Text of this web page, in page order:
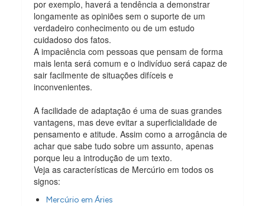
por exemplo, haverá a tendência a demonstrar
longamente as opiniões sem o suporte de um
verdadeiro conhecimento ou de um estudo
cuidadoso dos fatos.
A impaciência com pessoas que pensam de forma
mais lenta será comum e o indivíduo será capaz de
sair facilmente de situações difíceis e
inconvenientes.
A facilidade de adaptação é uma de suas grandes
vantagens, mas deve evitar a superficialidade de
pensamento e atitude. Assim como a arrogância de
achar que sabe tudo sobre um assunto, apenas
porque leu a introdução de um texto.
Veja as características de Mercúrio em todos os
signos:
Mercúrio em Áries